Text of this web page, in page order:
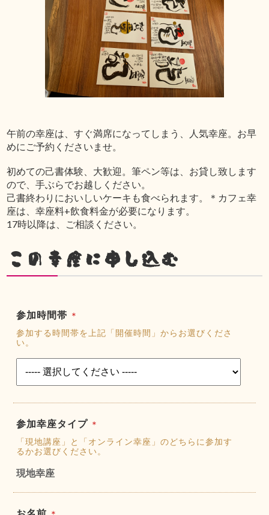
午前の幸座は、すぐ満席になってしまう、人気幸座。お早
めにご予約くださいませ。
初めての己書体験、大歓迎。筆ペン等は、お貸し致します
ので、手ぶらでお越しください。
己書終わりにおいしいケーキも食べられます。＊カフェ幸
座は、幸座料+飲食料金が必要になります。
17時以降は、ご相談ください。
この幸座に申し込む
参加時間帯 ＊
参加する時間帯を上記「開催時間」からお選びくださ
い。
参加幸座タイプ ＊
「現地講座」と「オンライン幸座」のどちらに参加す
るかお選びください。
現地幸座